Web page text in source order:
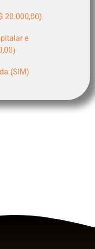
20.000,00)
e
(SIM)